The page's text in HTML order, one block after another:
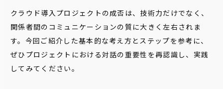
クラウド導入プロジェクトの成否は、技術力だけでなく、
関係者間のコミュニケーションの質に大きく左右されま
す。今回ご紹介した基本的な考え方とステップを参考に、
ぜひプロジェクトにおける対話の重要性を再認識し、実践
してみてください。